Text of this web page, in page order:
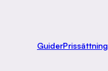
GuiderPrissättning